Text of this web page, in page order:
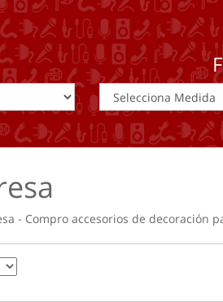
- Compro accesorios de decoración